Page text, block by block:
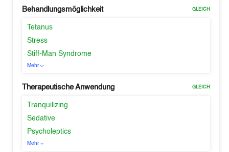
Behandlungsmöglichkeit GLEICH
Tetanus
Stress
Stiff-Man Syndrome
Mehr
Therapeutische Anwendung GLEICH
Tranquilizing
Sedative
Psycholeptics
Mehr